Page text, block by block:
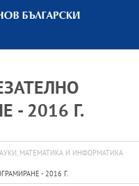
- 2016 Г.
МАТЕМАТИКА И ИНФОРМАТИКА
- 2016 Г.